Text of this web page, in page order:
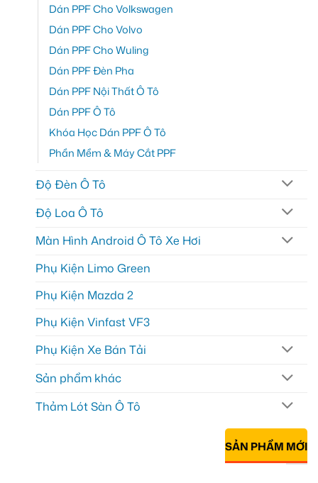
Dán PPF Cho Volkswagen
Dán PPF Cho Volvo
Dán PPF Cho Wuling
Dán PPF Đèn Pha
Dán PPF Nội Thất Ô Tô
Dán PPF Ô Tô
Khóa Học Dán PPF Ô Tô
Phần Mềm & Máy Cắt PPF
Độ Đèn Ô Tô
Độ Loa Ô Tô
Màn Hình Android Ô Tô Xe Hơi
Phụ Kiện Limo Green
Phụ Kiện Mazda 2
Phụ Kiện Vinfast VF3
Phụ Kiện Xe Bán Tải
Sản phẩm khác
Thảm Lót Sàn Ô Tô
SẢN PHẨM MỚI